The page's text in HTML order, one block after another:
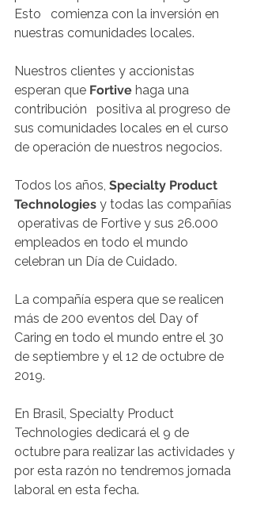
Esto   comienza con la inversión en
nuestras comunidades locales.
Nuestros clientes y accionistas
esperan que Fortive haga una
contribución   positiva al progreso de
sus comunidades locales en el curso
de operación de nuestros negocios.
Todos los años, Specialty Product
Technologies y todas las compañías
operativas de Fortive y sus 26.000
empleados en todo el mundo
celebran un Día de Cuidado.
La compañía espera que se realicen
más de 200 eventos del Day of
Caring en todo el mundo entre el 30
de septiembre y el 12 de octubre de
2019.
En Brasil, Specialty Product
Technologies dedicará el 9 de
octubre para realizar las actividades y
por esta razón no tendremos jornada
laboral en esta fecha.